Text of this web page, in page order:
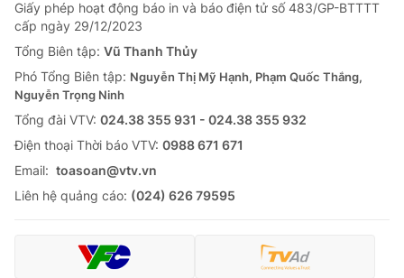
Sản phẩm
Thị trường
Tư vấn
Lịch phát sóng
Chuyên mục khác
Emagazine Podcast
Photo Infographic
Shorts video
Giấy phép hoạt động báo in và báo điện tử số 483/GP-BTTTT
cấp ngày 29/12/2023
Tổng Biên tập: Vũ Thanh Thủy
Phó Tổng Biên tập: Nguyễn Thị Mỹ Hạnh, Phạm Quốc Thắng,
Nguyễn Trọng Ninh
Tổng đài VTV: 024.38 355 931 - 024.38 355 932
Ðiện thoại Thời báo VTV: 0988 671 671
Email: toasoan@vtv.vn
Liên hệ quảng cáo: (024) 626 79595